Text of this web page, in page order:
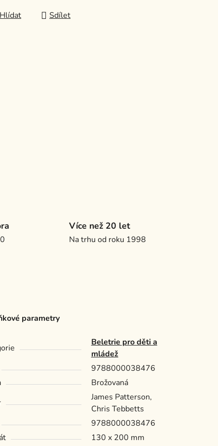
Hlídat Sdílet
Více než 20 let
Na trhu od roku 1998
parametry
Beletrie pro děti a
mládež
9788000038476
Brožovaná
James Patterson,
Chris Tebbetts
9788000038476
130 x 200 mm